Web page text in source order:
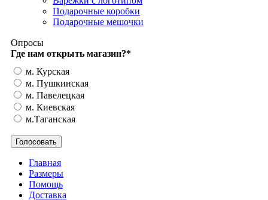
Подарочные коробки
Подарочные мешочки
Опросы
Где нам открыть магазин?*
м. Курская
м. Пушкинская
м. Павелецкая
м. Киевская
м.Таганская
Главная
Размеры
Помощь
Доставка